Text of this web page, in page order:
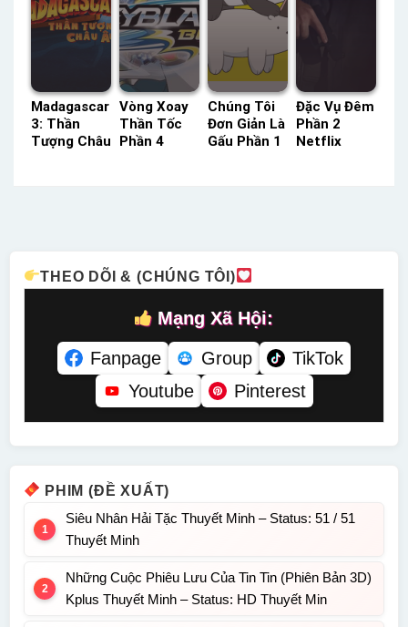
Madagascar
3: Thần
Tượng Châu
Vòng Xoay
Thần Tốc
Phần 4
Chúng Tôi
Đơn Giản Là
Gấu Phần 1
Đặc Vụ Đêm
Phần 2
Netflix
THEO DÕI & (CHÚNG TÔI)
Mạng Xã Hội:
Fanpage
Group
TikTok
Youtube
Pinterest
PHIM (ĐỀ XUẤT)
Siêu Nhân Hải Tặc Thuyết Minh – Status: 51 / 51
Thuyết Minh
Những Cuộc Phiêu Lưu Của Tin Tin (Phiên Bản 3D)
Kplus Thuyết Minh – Status: HD Thuyết Min